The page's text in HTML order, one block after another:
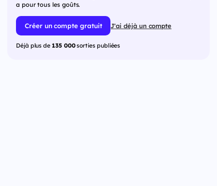
a pour tous les goûts.
Créer un compte gratuit J'ai déjà un compte
Déjà plus de 135 000sorties publiées